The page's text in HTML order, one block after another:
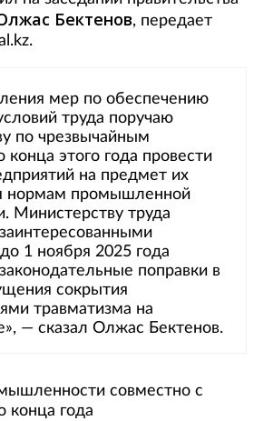
Бектенов, передает
мер по обеспечению
труда поручаю
по чрезвычайным
конца этого года провести
на предмет их
нормам промышленной
Министерству труда
1 ноября 2025 года
поправки в
сокрытия
травматизма на
— сказал Олжас Бектенов.
совместно с
конца года